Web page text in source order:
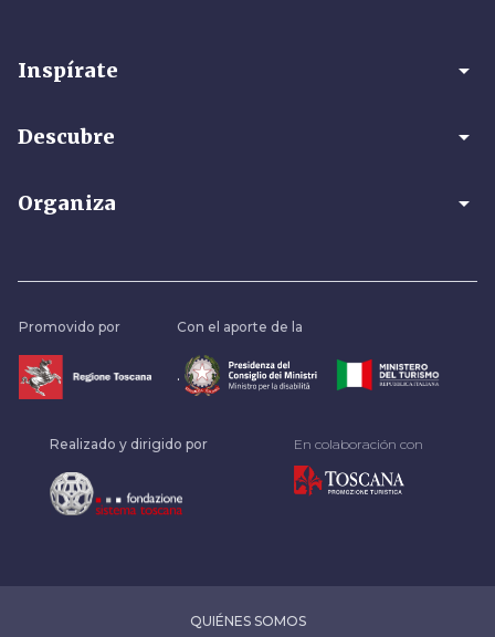
Inspírate arrow_drop_down
Descubre arrow_drop_down
Organiza arrow_drop_down
Promovido por Con el aporte de la
.
Realizado y dirigido por En colaboración con
QUIÉNES SOMOS